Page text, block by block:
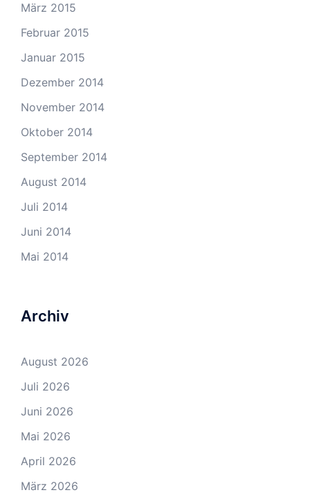
März 2015
Februar 2015
Januar 2015
Dezember 2014
November 2014
Oktober 2014
September 2014
August 2014
Juli 2014
Juni 2014
Mai 2014
Archiv
August 2026
Juli 2026
Juni 2026
Mai 2026
April 2026
März 2026